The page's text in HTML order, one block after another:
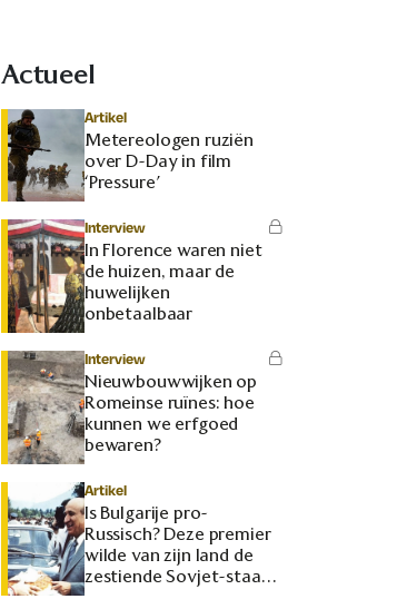
Actueel
Artikel
Metereologen ruziën
over D-Day in film
‘Pressure’
Interview
In Florence waren niet
de huizen, maar de
huwelijken
onbetaalbaar
Interview
Nieuwbouwwijken op
Romeinse ruïnes: hoe
kunnen we erfgoed
bewaren?
Artikel
Is Bulgarije pro-
Russisch? Deze premier
wilde van zijn land de
zestiende Sovjet-staat
maken